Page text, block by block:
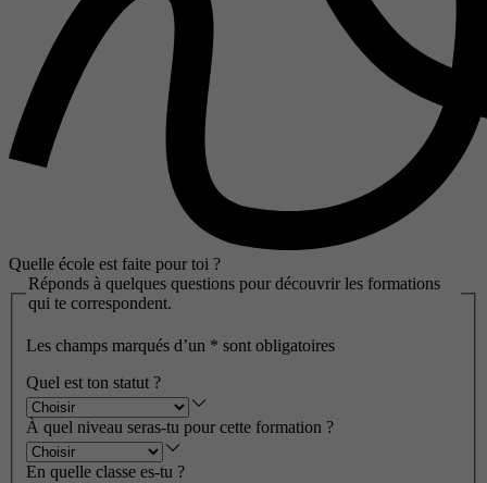
Quelle école est faite pour toi ?
Réponds à quelques questions pour découvrir les formations
qui te correspondent.
Les champs marqués d’un * sont obligatoires
Quel est ton statut ?
À quel niveau seras-tu pour cette formation ?
En quelle classe es-tu ?